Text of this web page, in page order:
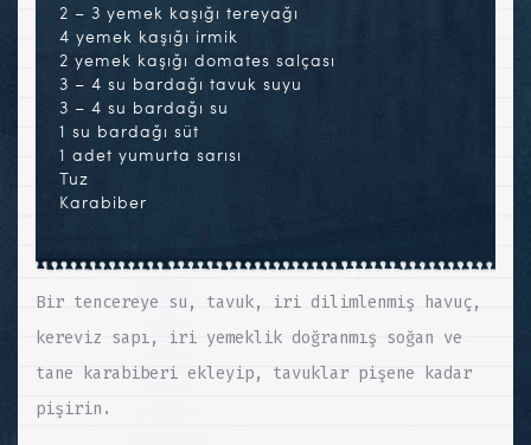
2 – 3 yemek kaşığı tereyağı
4 yemek kaşığı irmik
2 yemek kaşığı domates salçası
3 – 4 su bardağı tavuk suyu
3 – 4 su bardağı su
1 su bardağı süt
1 adet yumurta sarısı
Tuz
Karabiber
Bir tencereye su, tavuk, iri dilimlenmiş havuç,
kereviz sapı, iri yemeklik doğranmış soğan ve
tane karabiberi ekleyip, tavuklar pişene kadar
pişirin.